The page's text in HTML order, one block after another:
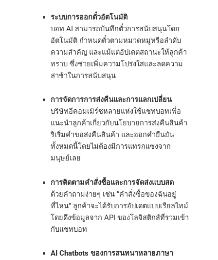
ระบบการออกตั๋วอัตโนมัติ
บอท AI สามารถบันทึกตั๋วการสนับสนุนโดย
อัตโนมัติ กำหนดตั๋วตามหมวดหมู่หรือลำดับ
ความสำคัญ และแม้แต่อัปเดตสถานะให้ลูกค้า
ทราบ ซึ่งช่วยเพิ่มความโปร่งใสและลดความ
ล่าช้าในการสนับสนุน
การจัดการการส่งคืนและการแลกเปลี่ยน
บริษัทอีคอมเมิร์ซหลายแห่งใช้แชทบอทเพื่อ
แนะนำลูกค้าเกี่ยวกับนโยบายการส่งคืนสินค้า
ริเริ่มคำขอส่งคืนสินค้า และออกคำยืนยัน
ทั้งหมดนี้โดยไม่ต้องมีการแทรกแซงจาก
มนุษย์เลย
การติดตามคำสั่งซื้อและการจัดส่งแบบสด
ด้วยคำถามง่ายๆ เช่น “คำสั่งซื้อของฉันอยู่
ที่ไหน” ลูกค้าจะได้รับการอัปเดตแบบเรียลไทม์
โดยดึงข้อมูลจาก API ของโลจิสติกส์ที่รวมเข้า
กับแชทบอท
AI Chatbots ของการสนทนาหลายภาษา